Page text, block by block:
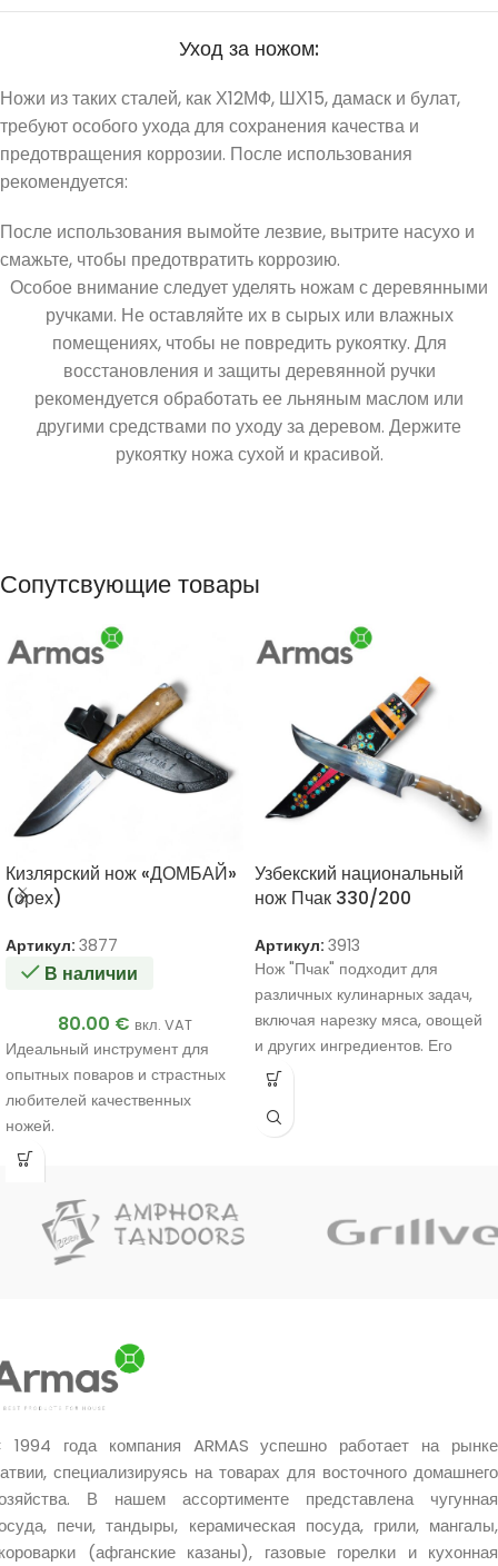
Уход за ножом:
Ножи из таких сталей, как Х12МФ, ШХ15, дамаск и булат,
требуют особого ухода для сохранения качества и
предотвращения коррозии. После использования
рекомендуется:
После использования вымойте лезвие, вытрите насухо и
смажьте, чтобы предотвратить коррозию.
Особое внимание следует уделять ножам с деревянными
ручками. Не оставляйте их в сырых или влажных
помещениях, чтобы не повредить рукоятку. Для
восстановления и защиты деревянной ручки
рекомендуется обработать ее льняным маслом или
другими средствами по уходу за деревом. Держите
рукоятку ножа сухой и красивой.
Сопутсвующие товары
Кизлярский нож «ДОМБАЙ»
(орех)
Артикул: 3877
В наличии
80.00 € вкл. VAT
Идеальный инструмент для
опытных поваров и страстных
любителей качественных
ножей.
Ручная работа мастера.
Очень хороший подарок.
Узбекский национальный
нож Пчак 330/200
Артикул: 3913
Нож "Пчак" подходит для
различных кулинарных задач,
включая нарезку мяса, овощей
и других ингредиентов. Его
уникальный дизайн и
прочность и эффективность в
Очень хороший подарок.
1994 года компания ARMAS успешно работает на рынке
специализируясь на товарах для восточного домашнего
В нашем ассортименте представлена чугунная
печи, тандыры, керамическая посуда, грили, мангалы,
(афганские казаны), газовые горелки и кухонная